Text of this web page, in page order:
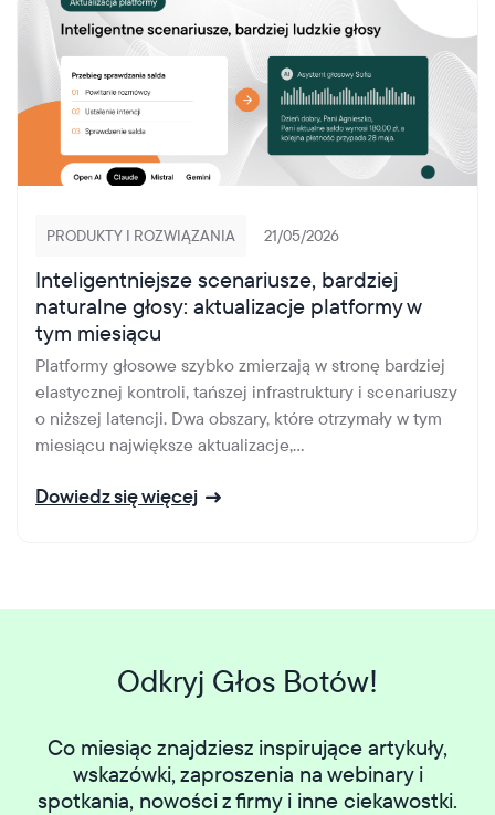
PRODUKTY I ROZWIĄZANIA 21/05/2026
Inteligentniejsze scenariusze, bardziej
naturalne głosy: aktualizacje platformy w
tym miesiącu
Platformy głosowe szybko zmierzają w stronę bardziej
elastycznej kontroli, tańszej infrastruktury i scenariuszy
o niższej latencji. Dwa obszary, które otrzymały w tym
miesiącu największe aktualizacje,...
Dowiedz się więcej
Odkryj Głos Botów!
Co miesiąc znajdziesz inspirujące artykuły,
wskazówki, zaproszenia na webinary i
spotkania, nowości z firmy i inne ciekawostki.